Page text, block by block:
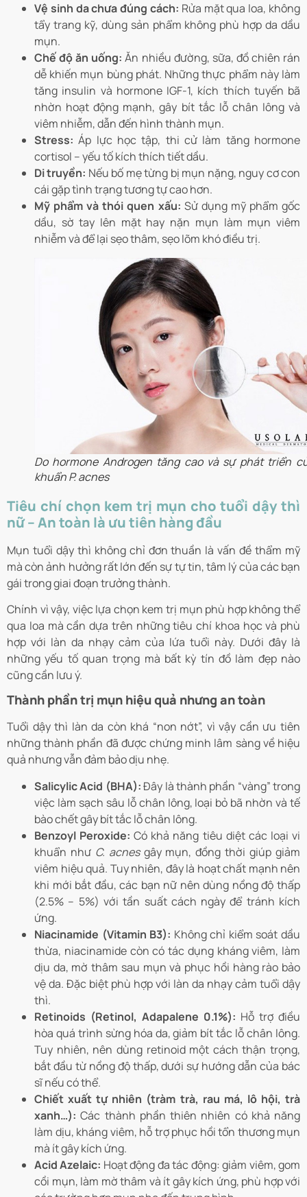
Vệ sinh da chưa đúng cách: Rửa mặt qua loa, không
tẩy trang kỹ, dùng sản phẩm không phù hợp da dầu
mụn.
Chế độ ăn uống: Ăn nhiều đường, sữa, đồ chiên rán
dễ khiến mụn bùng phát. Những thực phẩm này làm
tăng insulin và hormone IGF-1, kích thích tuyến bã
nhờn hoạt động mạnh, gây bít tắc lỗ chân lông và
viêm nhiễm, dẫn đến hình thành mụn.
Stress: Áp lực học tập, thi cử làm tăng hormone
cortisol – yếu tố kích thích tiết dầu.
Di truyền: Nếu bố mẹ từng bị mụn nặng, nguy cơ con
cái gặp tình trạng tương tự cao hơn.
Mỹ phẩm và thói quen xấu: Sử dụng mỹ phẩm gốc
dầu, sờ tay lên mặt hay nặn mụn làm mụn viêm
nhiễm và để lại sẹo thâm, sẹo lõm khó điều trị.
Do hormone Androgen tăng cao và sự phát triển
khuẩn P. acnes
Tiêu chí chọn kem trị mụn cho tuổi dậy thì
nữ – An toàn là ưu tiên hàng đầu
Mụn tuổi dậy thì không chỉ đơn thuần là vấn đề thẩm mỹ
mà còn ảnh hưởng rất lớn đến sự tự tin, tâm lý của các bạn
gái trong giai đoạn trưởng thành.
Chính vì vậy, việc lựa chọn kem trị mụn phù hợp không thể
qua loa mà cần dựa trên những tiêu chí khoa học và phù
hợp với làn da nhạy cảm của lứa tuổi này. Dưới đây là
những yếu tố quan trọng mà bất kỳ tín đồ làm đẹp nào
cũng cần lưu ý.
Thành phần trị mụn hiệu quả nhưng an toàn
Tuổi dậy thì làn da còn khá “non nớt”, vì vậy cần ưu tiên
những thành phần đã được chứng minh lâm sàng về hiệu
quả nhưng vẫn đảm bảo dịu nhẹ.
Salicylic Acid (BHA):Đây là thành phần “vàng” trong
việc làm sạch sâu lỗ chân lông, loại bỏ bã nhờn và tế
bào chết gây bít tắc lỗ chân lông.
Benzoyl Peroxide: Có khả năng tiêu diệt các loại vi
khuẩn như C. acnesgây mụn, đồng thời giúp giảm
viêm hiệu quả. Tuy nhiên, đây là hoạt chất mạnh nên
khi mới bắt đầu, các bạn nữ nên dùng nồng độ thấp
(2.5% – 5%) với tần suất cách ngày để tránh kích
ứng.
Niacinamide (Vitamin B3): Không chỉ kiểm soát dầu
thừa, niacinamide còn có tác dụng kháng viêm, làm
dịu da, mờ thâm sau mụn và phục hồi hàng rào bảo
vệ da. Đặc biệt phù hợp với làn da nhạy cảm tuổi dậy
thì.
Retinoids (Retinol, Adapalene 0.1%): Hỗ trợ điều
hòa quá trình sừng hóa da, giảm bít tắc lỗ chân lông.
Tuy nhiên, nên dùng retinoid một cách thận trọng,
bắt đầu từ nồng độ thấp, dưới sự hướng dẫn của bác
sĩ nếu có thể.
Chiết xuất tự nhiên (tràm trà, rau má, lô hội, trà
xanh…): Các thành phần thiên nhiên có khả năng
làm dịu, kháng viêm, hỗ trợ phục hồi tổn thương mụn
mà ít gây kích ứng.
Acid Azelaic: Hoạt động đa tác động: giảm viêm, gom
cồi mụn, làm mờ thâm và ít gây kích ứng, phù hợp với